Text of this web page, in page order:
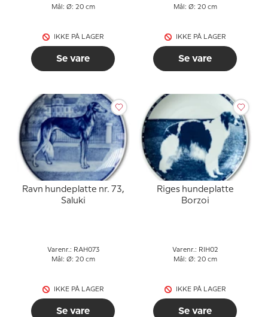
Mål: Ø: 20 cm
IKKE PÅ LAGER
Se vare
Mål: Ø: 20 cm
IKKE PÅ LAGER
Se vare
Ravn hundeplatte nr. 73,
Saluki
Varenr.: RAH073
Mål: Ø: 20 cm
IKKE PÅ LAGER
Se vare
Riges hundeplatte
Borzoi
Varenr.: RIH02
Mål: Ø: 20 cm
IKKE PÅ LAGER
Se vare